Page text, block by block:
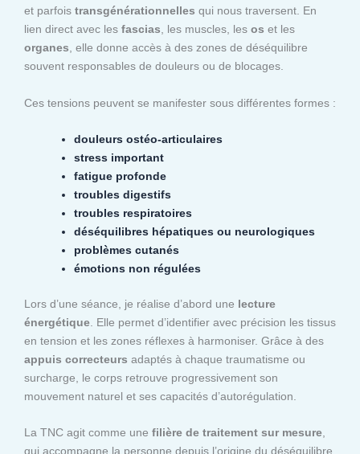
et parfois transgénérationnelles qui nous traversent. En
lien direct avec les fascias, les muscles, les os et les
organes, elle donne accès à des zones de déséquilibre
souvent responsables de douleurs ou de blocages.
Ces tensions peuvent se manifester sous différentes formes :
douleurs ostéo-articulaires
stress important
fatigue profonde
troubles digestifs
troubles respiratoires
déséquilibres hépatiques ou neurologiques
problèmes cutanés
émotions non régulées
Lors d’une séance, je réalise d’abord une lecture
énergétique . Elle permet d’identifier avec précision les tissus
en tension et les zones réflexes à harmoniser. Grâce à des
appuis correcteurs adaptés à chaque traumatisme ou
surcharge, le corps retrouve progressivement son
mouvement naturel et ses capacités d’autorégulation.
La TNC agit comme une filière de traitement sur mesure,
qui accompagne la personne depuis l’origine du déséquilibre